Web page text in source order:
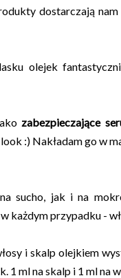
dostarczają
olejek
zabezpieczające
:) Nakładam go w
sucho, jak i na
każdym przypadku -
i skalp olejkiem
1 ml na skalp i 1 ml na